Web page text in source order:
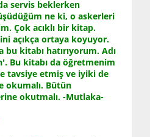
servis beklerken
ne ki, o askerleri
Çok acıklı bir kitap.
açıkça ortaya koyuyor.
bu kitabı hatırıyorum. Adı
Bu kitabı da öğretmenim
tavsiye etmiş ve iyiki de
okumalı. Bütün
okutmalı. -Mutlaka-